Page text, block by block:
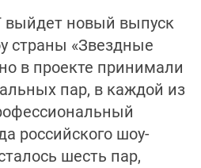
выйдет новый выпуск
страны «Звездные
в проекте принимали
пар, в каждой из
российского шоу-
шесть пар,